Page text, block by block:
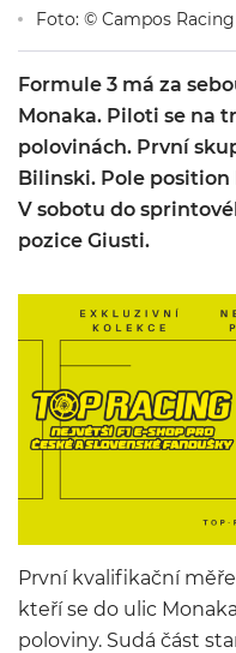
Foto: © Campos Racing
Formule 3 má za
Monaka. Piloti se na
polovinách. První
Bilinski. Pole
V sobotu do
pozice Giusti.
První kvalifikační
kteří se do ulic
poloviny. Sudá část